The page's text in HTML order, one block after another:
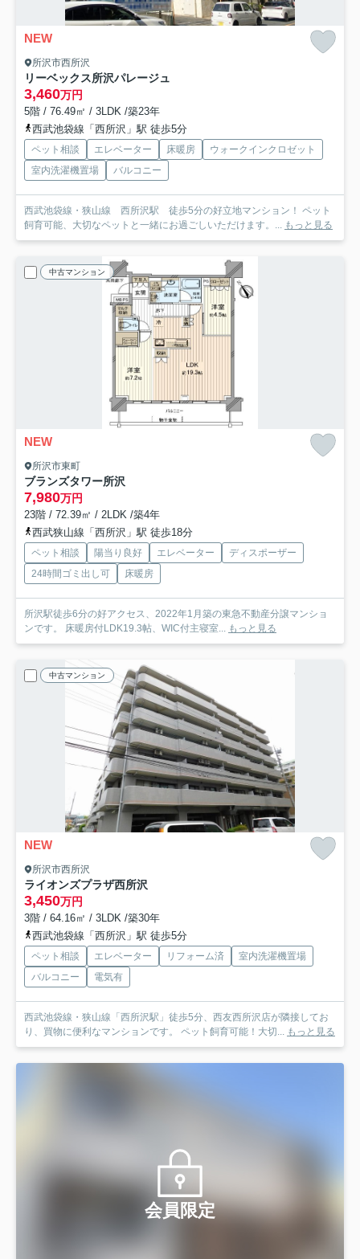
NEW
所沢市西所沢
リーベックス所沢パレージュ
3,460万円
5階 / 76.49㎡ / 3LDK /築23年
西武池袋線「西所沢」駅 徒歩5分
ペット相談 エレベーター 床暖房
ウォークインクロゼット
室内洗濯機置場
バルコニー
西武池袋線・狭山線 西所沢駅 徒歩5分の好立地マンション！ ペット
飼育可能、大切なペットと一緒にお過ごしいただけます。... もっと見る
中古マンション
NEW
所沢市東町
ブランズタワー所沢
7,980万円
23階 / 72.39㎡ / 2LDK /築4年
西武狭山線「西所沢」駅 徒歩18分
ペット相談 陽当り良好 エレベーター
ディスポーザー
24時間ゴミ出し可
床暖房
所沢駅徒歩6分の好アクセス、2022年1月築の東急不動産分譲マンショ
ンです。 床暖房付LDK19.3帖、WIC付主寝室... もっと見る
中古マンション
NEW
所沢市西所沢
ライオンズプラザ西所沢
3,450万円
3階 / 64.16㎡ / 3LDK /築30年
西武池袋線「西所沢」駅 徒歩5分
ペット相談 エレベーター リフォーム済
室内洗濯機置場
バルコニー
電気有
西武池袋線・狭山線「西所沢駅」徒歩5分、西友西所沢店が隣接してお
り、買物に便利なマンションです。 ペット飼育可能！大切... もっと見る
会員限定